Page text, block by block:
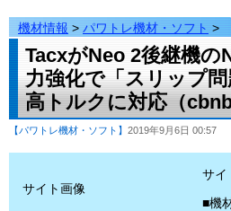
機材情報 > パワトレ機材・ソフト >
TacxがNeo 2後継機の
力強化で「スリップ
高トルクに対応（
【パワトレ機材・ソフト】 2019年9月6日 00:57
サイト画像
サイ
■機